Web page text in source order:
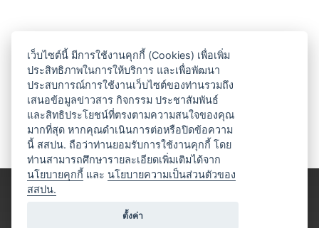
เว็บไซต์นี้ มีการใช้งานคุกกี้ (Cookies) เพื่อเพิ่ม
ประสิทธิภาพในการให้บริการ และเพื่อพัฒนา
ประสบการณ์การใช้งานเว็บไซต์ของท่านรวมถึง
เสนอข้อมูลข่าวสาร กิจกรรม ประชาสัมพันธ์
และสิทธิประโยชน์ที่ตรงตามความสนใจของคุณ
มากที่สุด หากคุณดำเนินการต่อหรือปิดข้อความ
นี้ สสปน. ถือว่าท่านยอมรับการใช้งานคุกกี้ โดย
ท่านสามารถศึกษารายละเอียดเพิ่มเติมได้จาก
นโยบายคุกกี้ และนโยบายความเป็นส่วนตัวของ
สสปน.
ตั้งค่า